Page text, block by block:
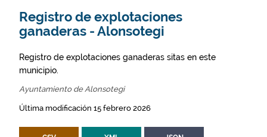
Registro de explotaciones
ganaderas - Alonsotegi
Registro de explotaciones ganaderas sitas en este
municipio.
Ayuntamiento de Alonsotegi
Última modificación 15 febrero 2026